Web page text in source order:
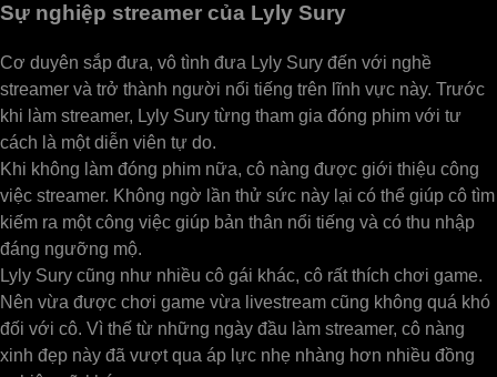
Sự nghiệp streamer của Lyly Sury
Cơ duyên sắp đưa, vô tình đưa Lyly Sury đến với nghề
streamer và trở thành người nổi tiếng trên lĩnh vực này. Trước
khi làm streamer, Lyly Sury từng tham gia đóng phim với tư
cách là một diễn viên tự do.
Khi không làm đóng phim nữa, cô nàng được giới thiệu công
việc streamer. Không ngờ lần thử sức này lại có thể giúp cô tìm
kiếm ra một công việc giúp bản thân nổi tiếng và có thu nhập
đáng ngưỡng mộ.
Lyly Sury cũng như nhiều cô gái khác, cô rất thích chơi game.
Nên vừa được chơi game vừa livestream cũng không quá khó
đối với cô. Vì thế từ những ngày đầu làm streamer, cô nàng
xinh đẹp này đã vượt qua áp lực nhẹ nhàng hơn nhiều đồng